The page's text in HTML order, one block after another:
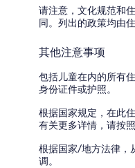
请注意，文化规范和
同。列出的政策均由住
其他注意事项
包括儿童在内的所有
身份证件或护照。
根据国家规定，在此
有关更多详情，请按
根据国家/地方法律，
调。